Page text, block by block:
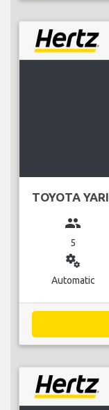
TOYOTA
group
5
miscellaneous_services
Automatic